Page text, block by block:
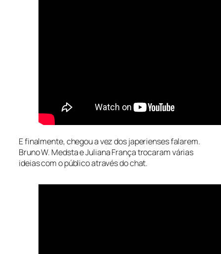
E finalmente, chegou a vez dos japerienses falarem.
Bruno W. Medsta e Juliana França trocaram várias
ideias com o público através do chat.